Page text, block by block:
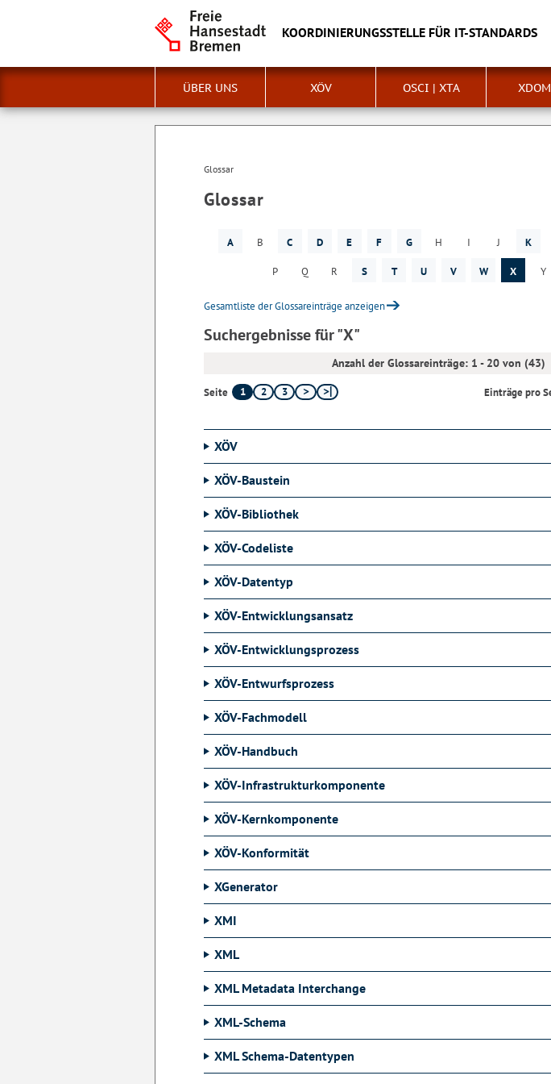
KOORDINIERUNGSSTELLE FÜR IT-STANDARDS
ÜBER UNS XÖV OSCI | XTA
Glossar
Glossar
A B C D E F G H I J K
P Q R S T U V W X Y
Gesamtliste der Glossareinträge anzeigen
Suchergebnisse für "X"
Anzahl der Glossareinträge: 1 - 20 von (43)
Seite 1 2 3 Einträge pro
XÖV
XÖV-Baustein
XÖV-Bibliothek
XÖV-Codeliste
XÖV-Datentyp
XÖV-Entwicklungsansatz
XÖV-Entwicklungsprozess
XÖV-Entwurfsprozess
XÖV-Fachmodell
XÖV-Handbuch
XÖV-Infrastrukturkomponente
XÖV-Kernkomponente
XÖV-Konformität
XGenerator
XMI
XML
XML Metadata Interchange
XML-Schema
XML Schema-Datentypen